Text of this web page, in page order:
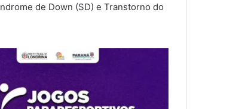
de Down (SD) e Transtorno do